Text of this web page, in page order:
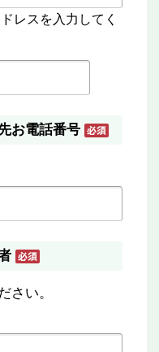
レスを入力してく
お電話番号
さい。